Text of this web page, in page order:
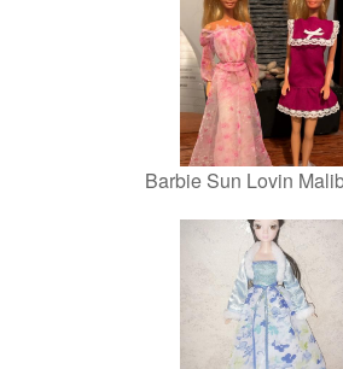
Barbie Sun Lovin